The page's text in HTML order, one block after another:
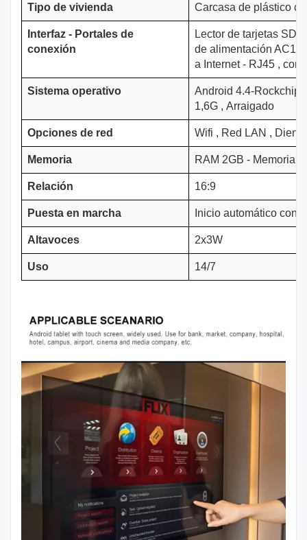
Tipo de vivienda Carcasa de plástico
Interfaz - Portales de
conexión
Lector de tarjetas SD
de alimentación
a Internet - RJ45 ,
Sistema operativo
Android 4.4-Rockchip
1,6G , Arraigado
Opciones de red Wifi , Red LAN ,
Memoria RAM 2GB - Memoria
Relación 16:9
Puesta en marcha Inicio automático
Altavoces 2x3W
Uso 14/7